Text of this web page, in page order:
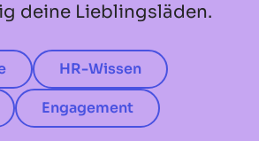
deine Lieblingsläden.
HR-Wissen
Engagement